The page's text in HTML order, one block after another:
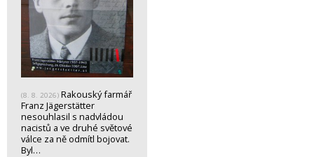
(8. 8. 2026) Rakouský farmář
Franz Jägerstätter
nesouhlasil s nadvládou
nacistů a ve druhé světové
válce za ně odmítl bojovat.
Byl…